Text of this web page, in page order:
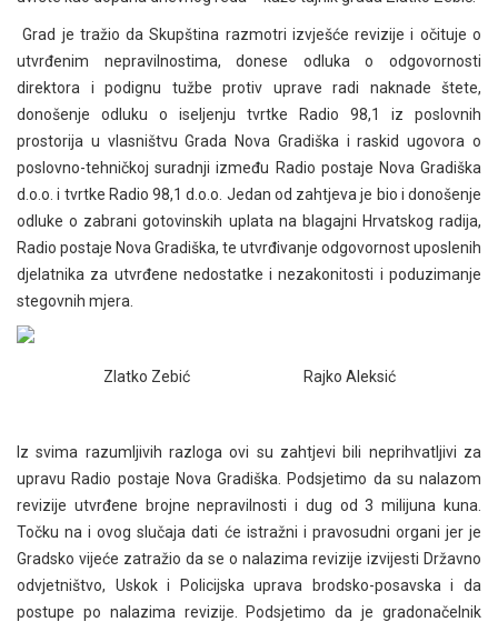
Grad je tražio da Skupština razmotri izvješće revizije i očituje o
utvrđenim nepravilnostima, donese odluka o odgovornosti
direktora i podignu tužbe protiv uprave radi naknade štete,
donošenje odluku o iseljenju tvrtke Radio 98,1 iz poslovnih
prostorija u vlasništvu Grada Nova Gradiška i raskid ugovora o
poslovno-tehničkoj suradnji između Radio postaje Nova Gradiška
d.o.o. i tvrtke Radio 98,1 d.o.o. Jedan od zahtjeva je bio i donošenje
odluke o zabrani gotovinskih uplata na blagajni Hrvatskog radija,
Radio postaje Nova Gradiška, te utvrđivanje odgovornost uposlenih
djelatnika za utvrđene nedostatke i nezakonitosti i poduzimanje
stegovnih mjera.
Zlatko Zebić Rajko Aleksić
Iz svima razumljivih razloga ovi su zahtjevi bili neprihvatljivi za
upravu Radio postaje Nova Gradiška. Podsjetimo da su nalazom
revizije utvrđene brojne nepravilnosti i dug od 3 milijuna kuna.
Točku na i ovog slučaja dati će istražni i pravosudni organi jer je
Gradsko vijeće zatražio da se o nalazima revizije izvijesti Državno
odvjetništvo, Uskok i Policijska uprava brodsko-posavska i da
postupe po nalazima revizije. Podsjetimo da je gradonačelnik